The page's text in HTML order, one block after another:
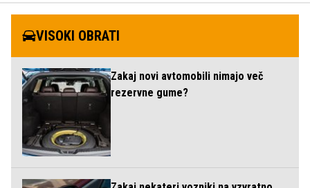
VISOKI OBRATI
Zakaj novi avtomobili nimajo več
rezervne gume?